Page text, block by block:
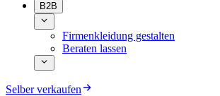
B2B
Firmenkleidung gestalten
Beraten lassen
Selber verkaufen